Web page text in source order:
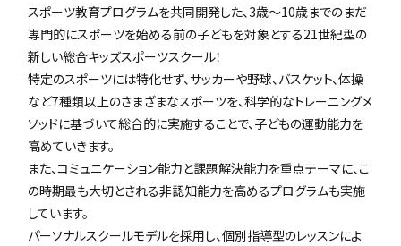
スポーツ教育プログラムを共同開発した、3歳〜10歳までのまだ
専門的にスポーツを始める前の子どもを対象とする21世紀型の
新しい総合キッズスポーツスクール！
特定のスポーツには特化せず、サッカーや野球、バスケット、体操
など7種類以上のさまざまなスポーツを、科学的なトレーニングメ
ソッドに基づいて総合的に実施することで、子どもの運動能力を
高めていきます。
また、コミュニケーション能力と課題解決能力を重点テーマに、こ
の時期最も大切とされる非認知能力を高めるプログラムも実施
しています。
パーソナルスクールモデルを採用し、個別指導型のレッスンによ